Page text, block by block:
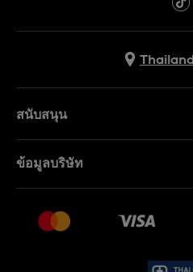
Thailand
สนับสนุน
คำถามที่พบบ่อย (FAQ)
เงื่อนไขหลังการขาย
ข้อมูลบริษัท
งาน